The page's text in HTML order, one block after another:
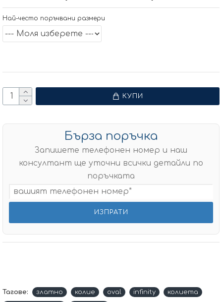
Най-често поръчвани размери
КУПИ
Бърза поръчка
Запишете телефонен номер и наш
консултант ще уточни всички детайли по
поръчката
Тагове: златно колие oval infinity
колиета